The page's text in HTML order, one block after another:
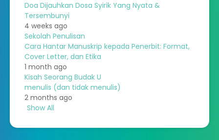
Doa Dijauhkan Dosa Syirik Yang Nyata &
Tersembunyi
4 weeks ago
Sekolah Penulisan
Cara Hantar Manuskrip kepada Penerbit: Format,
Cover Letter, dan Etika
1 month ago
Kisah Seorang Budak U
menulis (dan tidak menulis)
2 months ago
Show All